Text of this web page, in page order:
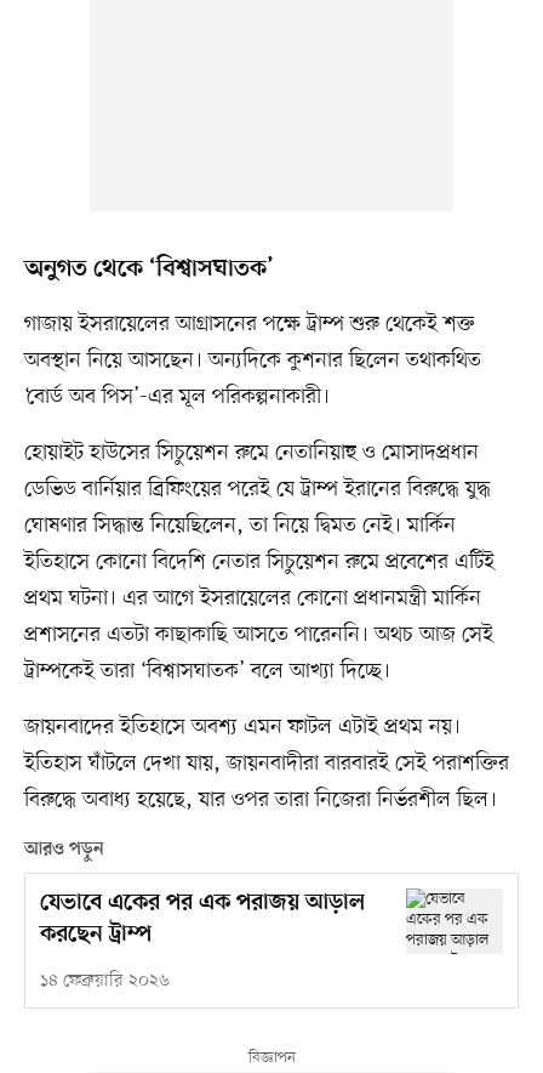
অনুগত থেকে ‘বিশ্বাসঘাতক’
গাজায় ইসরায়েলের আগ্রাসনের পক্ষে ট্রাম্প শুরু থেকেই শক্ত
অবস্থান নিয়ে আসছেন। অন্যদিকে কুশনার ছিলেন তথাকথিত
‘বোর্ড অব পিস’-এর মূল পরিকল্পনাকারী।
হোয়াইট হাউসের সিচুয়েশন রুমে নেতানিয়াহু ও মোসাদপ্রধান
ডেভিড বার্নিয়ার ব্রিফিংয়ের পরেই যে ট্রাম্প ইরানের বিরুদ্ধে যুদ্ধ
ঘোষণার সিদ্ধান্ত নিয়েছিলেন, তা নিয়ে দ্বিমত নেই। মার্কিন
ইতিহাসে কোনো বিদেশি নেতার সিচুয়েশন রুমে প্রবেশের এটিই
প্রথম ঘটনা। এর আগে ইসরায়েলের কোনো প্রধানমন্ত্রী মার্কিন
প্রশাসনের এতটা কাছাকাছি আসতে পারেননি। অথচ আজ সেই
ট্রাম্পকেই তারা ‘বিশ্বাসঘাতক’ বলে আখ্যা দিচ্ছে।
জায়নবাদের ইতিহাসে অবশ্য এমন ফাটল এটাই প্রথম নয়।
ইতিহাস ঘাঁটলে দেখা যায়, জায়নবাদীরা বারবারই সেই পরাশক্তির
বিরুদ্ধে অবাধ্য হয়েছে, যার ওপর তারা নিজেরা নির্ভরশীল ছিল।
আরও পড়ুন
যেভাবে একের পর এক পরাজয় আড়াল
করছেন ট্রাম্প
১৪ ফেব্রুয়ারি ২০২৬